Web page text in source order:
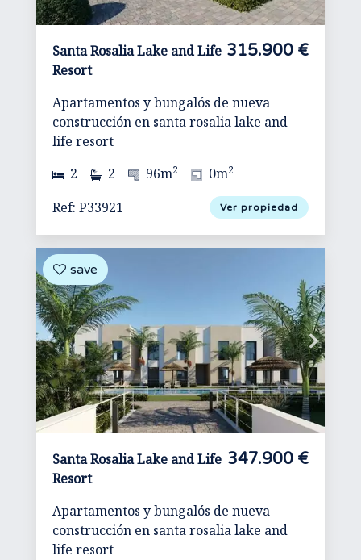
Santa Rosalia Lake and Life
Resort
315.900 €
Apartamentos y bungalós de nueva
construcción en santa rosalia lake and
life resort
2
2 96m2 0m2
Ref: P33921 Ver propiedad
Santa Rosalia Lake and Life
Resort
347.900 €
Apartamentos y bungalós de nueva
construcción en santa rosalia lake and
life resort